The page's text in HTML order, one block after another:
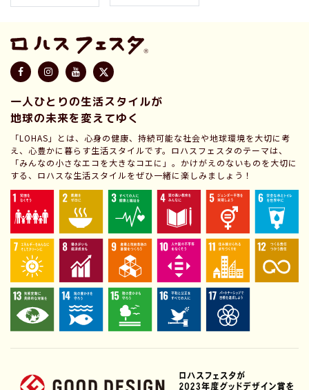
一人ひとりの生活スタイルが
地球の未来を変えてゆく
「LOHAS」とは、心身の健康、持続可能な社会や地球環境を大切に考
え、心豊かに暮らす生活スタイルです。ロハスフェスタのテーマは、
「みんなの小さなエコを大きなコエに」。かけがえのないものを大切に
する、ロハスな生活スタイルをぜひ一緒に楽しみましょう！